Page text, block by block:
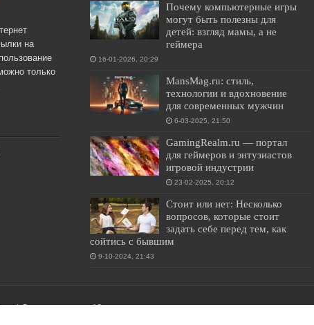
на
только
Почему компьютерные игры
могут быть полезны для
детей: взгляд мамы, а не
геймера
16-01-2026, 20:29
MansMag.ru: стиль,
технологии и вдохновение
для современных мужчин
6-03-2025, 21:50
GamingRealm.ru — портал
для геймеров и энтузиастов
игровой индустрии
23-02-2025, 20:12
Стоит или нет: Несколько
вопросов, которые стоит
задать себе перед тем, как
сойтись с бывшим
9-10-2024, 21:43
| Для лиц старше 18 лет